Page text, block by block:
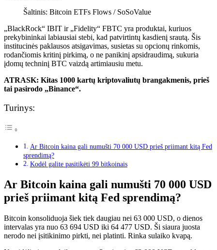
Šaltinis: Bitcoin ETFs Flows / SoSoValue
„BlackRock“ IBIT ir „Fidelity“ FBTC yra produktai, kuriuos
prekybininkai labiausiai stebi, kad patvirtintų kasdienį srautą. Šis
institucinės paklausos atsigavimas, susietas su opcionų rinkomis,
rodančiomis kritinį pirkimą, o ne panikinį apsidraudimą, sukuria
įdomų techninį BTC vaizdą artimiausiu metu.
ATRASK: Kitas 1000 kartų kriptovaliutų brangakmenis, prieš
tai pasirodo „Binance“.
Turinys:
Ar Bitcoin kaina gali numušti 70 000 USD prieš priimant kitą Fed
sprendimą?
Kodėl galite pasitikėti 99 bitkoinais
Ar Bitcoin kaina gali numušti 70 000 USD
prieš priimant kitą Fed sprendimą?
Bitcoin konsoliduoja šiek tiek daugiau nei 63 000 USD, o dienos
intervalas yra nuo 63 694 USD iki 64 477 USD. Ši siaura juosta
nerodo nei įsitikinimo pirkti, nei platinti. Rinka sulaiko kvapą.